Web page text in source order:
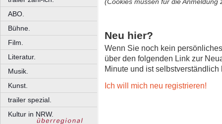
ABO.
Bühne.
Film.
Literatur.
Musik.
Kunst.
trailer spezial.
Kultur in NRW.
(Cookies müssen für die Anmeldung
Neu hier?
Wenn Sie noch kein
über den folgenden Link zur
Minute und ist selbstverständlich
Ich will mich neu registrieren!